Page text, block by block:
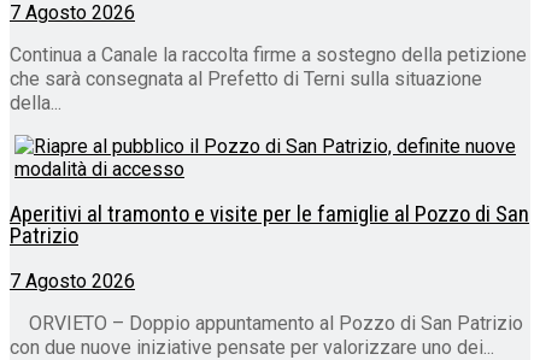
7 Agosto 2026
Continua a Canale la raccolta firme a sostegno della petizione
che sarà consegnata al Prefetto di Terni sulla situazione
della...
Aperitivi al tramonto e visite per le famiglie al Pozzo di San
Patrizio
7 Agosto 2026
ORVIETO – Doppio appuntamento al Pozzo di San Patrizio
con due nuove iniziative pensate per valorizzare uno dei...